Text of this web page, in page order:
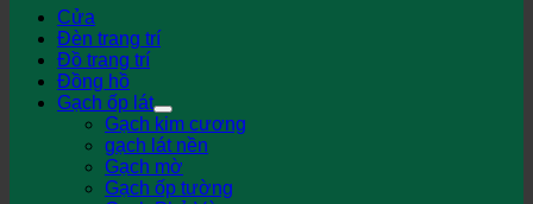
Cửa
Đèn trang trí
Đồ trang trí
Đồng hồ
Gạch ốp lát
Gạch kim cương
gạch lát nền
Gạch mờ
Gạch ốp tường